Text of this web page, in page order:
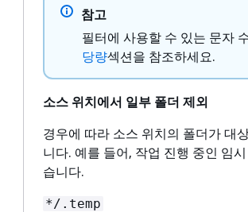
참고
필터에 사용할 수 있는 문자
당량섹션을 참조하세요.
소스 위치에서 일부 폴더 제외
경우에 따라 소스 위치의 폴더가 대
니다. 예를 들어, 작업 진행 중인 임
습니다.
*/.temp